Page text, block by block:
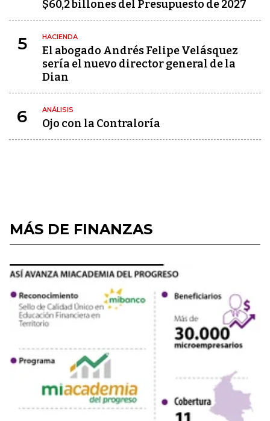
$60,2 billones del Presupuesto de 2027
5 HACIENDA
El abogado Andrés Felipe Velásquez
sería el nuevo director general de la
Dian
6 ANÁLISIS
Ojo con la Contraloría
MÁS DE FINANZAS